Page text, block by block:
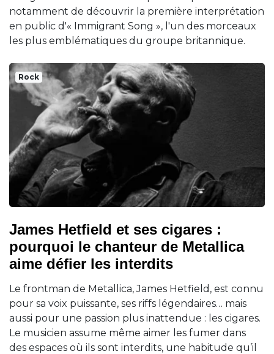
notamment de découvrir la première interprétation
en public d'« Immigrant Song », l'un des morceaux
les plus emblématiques du groupe britannique.
Rock
James Hetfield et ses cigares :
pourquoi le chanteur de Metallica
aime défier les interdits
Le frontman de Metallica, James Hetfield, est connu
pour sa voix puissante, ses riffs légendaires… mais
aussi pour une passion plus inattendue : les cigares.
Le musicien assume même aimer les fumer dans
des espaces où ils sont interdits, une habitude qu’il